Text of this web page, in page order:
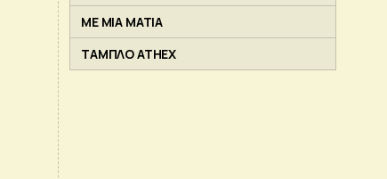
ΜΕ ΜΙΑ ΜΑΤΙΑ
ΤΑΜΠΛΟ ATHEX